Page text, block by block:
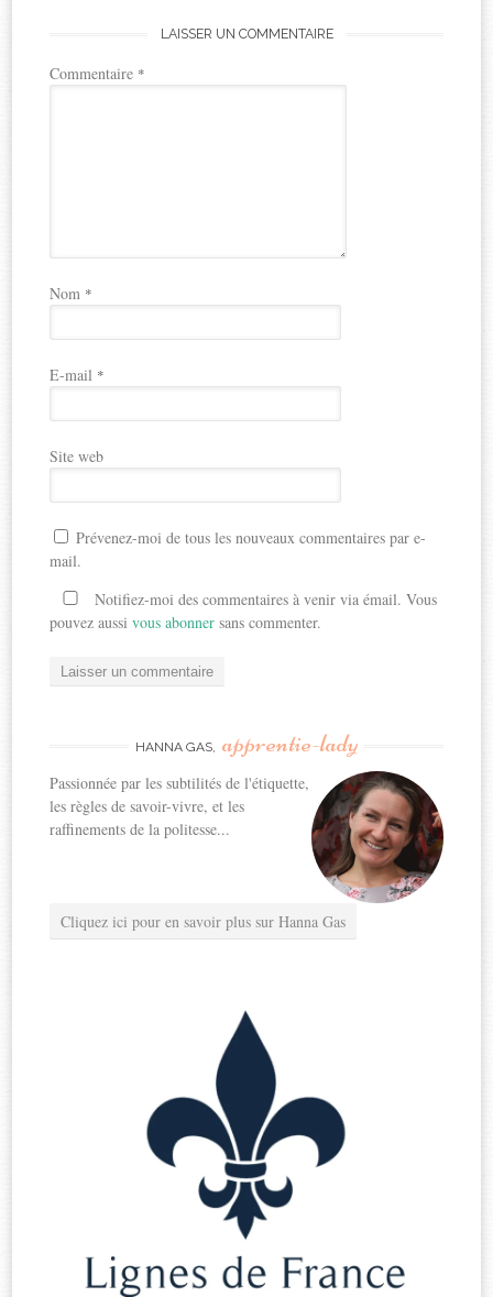
LAISSER UN COMMENTAIRE
Commentaire *
Nom *
E-mail *
Site web
Prévenez-moi de tous les nouveaux commentaires par e-
mail.
Notifiez-moi des commentaires à venir via émail. Vous
pouvez aussivous abonner sans commenter.
HANNA GAS, apprentie-lady
Passionnée par les subtilités de l'étiquette,
les règles de savoir-vivre, et les
raffinements de la politesse...
Cliquez ici pour en savoir plus sur Hanna Gas